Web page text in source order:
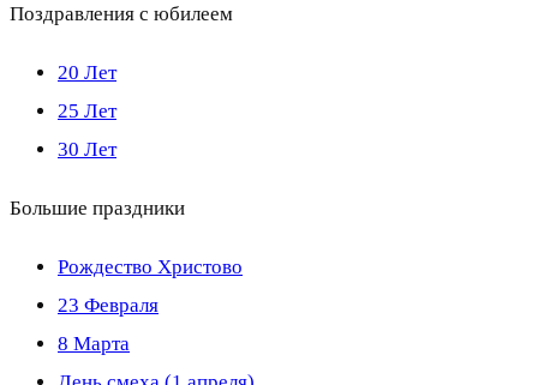
Поздравления с юбилеем
20 Лет
25 Лет
30 Лет
Большие праздники
Рождество Христово
23 Февраля
8 Марта